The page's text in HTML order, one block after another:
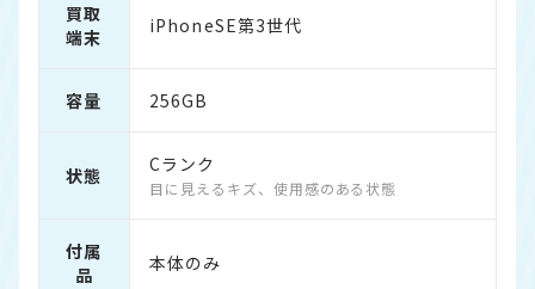
買取
端末
iPhoneSE第3世代
容量 256GB
状態 Cランク
目に見えるキズ、使用感のある状態
付属
品
本体のみ